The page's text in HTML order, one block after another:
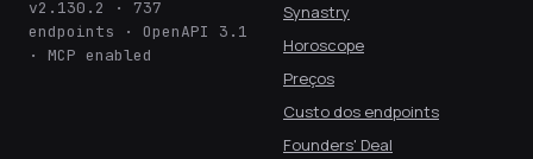
v2.130.2 · 737
endpoints · OpenAPI 3.1
· MCP enabled
Synastry
Horoscope
Preços
Custo dos endpoints
Founders' Deal